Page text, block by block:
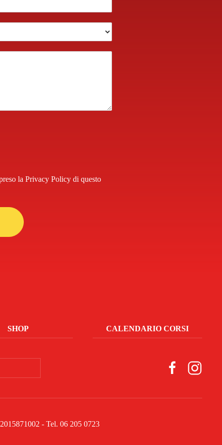
la Privacy Policy di questo
SHOP CALENDARIO CORSI
- Tel. 06 205 0723